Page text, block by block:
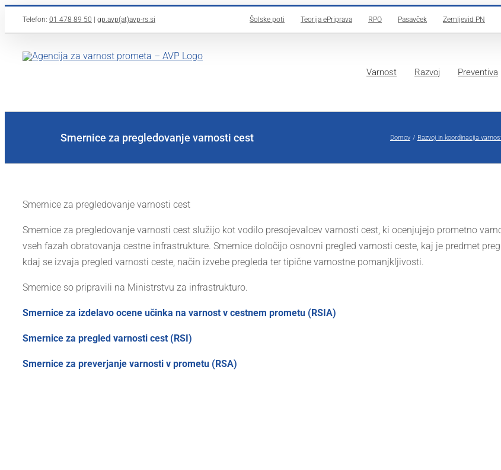
Telefon: 01 478 89 50 gp.avp(at)avp-rs.si Šolske poti Teorija ePriprava RPO Pasavček Zemljevid PN
Varnost Razvoj Preventiva
Smernice za pregledovanje varnosti cest Domov Razvoj in koordinacija
Smernice za pregledovanje varnosti cest
Smernice za pregledovanje varnosti cest služijo kot vodilo presojevalcev varnosti cest, ki ocenjujejo prometno
vseh fazah obratovanja cestne infrastrukture. Smernice določijo osnovni pregled varnosti ceste, kaj je predmet
kdaj se izvaja pregled varnosti ceste, način izvebe pregleda ter tipične varnostne pomanjkljivosti.
Smernice so pripravili na Ministrstvu za infrastrukturo.
Smernice za izdelavo ocene učinka na varnost v cestnem prometu (RSIA)
Smernice za pregled varnosti cest (RSI)
Smernice za preverjanje varnosti v prometu (RSA)